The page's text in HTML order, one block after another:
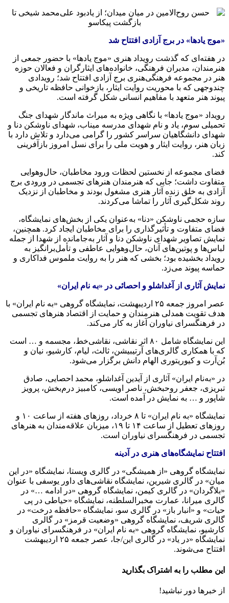
«موج یادها» در برج آزادی افتتاح شد
در هفته‌ای که گذشت رویداد هنری «موج یادها» با حضور جمعی از
هنرمندان، مدیران فرهنگی، خانواده‌های ایثارگران و فعالان حوزه
هنر در مجموعه فرهنگی‌هنری برج آزادی افتتاح شد؛ رویدادی
چندوجهی که با محوریت روایت ایثار، بازخوانی حافظه تاریخی و
پیوند هنر متعهد با مفاهیم انسانی شکل گرفته است.
رویداد «موج یادها» با نگاهی ویژه به میراث ماندگار شهدای جنگ
تحمیلی سوم، یاد و نام شهدای مدرسه میناب، شهدای ناوشکن دنا و
شهدای دانشگاهیان سراسر کشور را گرامی می‌دارد و تلاش دارد با
زبان هنر، روایت ایثار و هویت ملی را برای نسل امروز بازآفرینی
کند.
فضای مجموعه از نخستین لحظات ورود مخاطبان، حال‌وهوایی
متفاوت داشت؛ جایی که هنرمندان هنرهای تجسمی در ورودی برج
آزادی به خلق زنده آثار هنری مشغول بودند و مخاطبان از نزدیک
روند شکل‌گیری آثار را تماشا می‌کردند.
سازه حجمی ناوشکن «دنا» به‌عنوان یکی از بخش‌های نمایشگاه،
فضای متفاوت و تأثیرگذاری را برای مخاطبان ایجاد کرد. همچنین،
نمایش تصاویر شهدای ناوشکن دنا و آثار به‌جامانده از شهدا از جمله
لباس‌ها و پوتین‌های آنان، حال‌وهوایی عاطفی و تأمل‌برانگیز به
رویداد بخشیده بود؛ بخشی که هنر را به روایت ملموس فداکاری و
حماسه پیوند می‌زد.
نمایش آثاری از آغداشلو و احصائی در «به نام ایران»
عصر امروز جمعه ۲۵ اردیبهشت، نمایشگاه گروهی «به نام ایران» با
هدف تقویت همدلی هنرمندان و حمایت از اقتصاد هنرهای تجسمی
در فرهنگسرای نیاوران آغاز به کار می‌کند.
این نمایشگاه شامل ۸۰ اثر نقاشی، نقاشی‌خط، مجسمه و … است
که با همکاری گالری‌های آرتیبیشن، ثالث، لیام، کارشیو، نیان و
بُن‌آرت و کیوریتوری الهام دانش برگزار می‌شود.
در «به‌نام ایران» آثاری از آیدین آغداشلو، محمد احصایی، صادق
تبریزی، جعفر روحبخش، ناصر اویسی، کامبیز درم‌بخش، پرویز
شاپور و … به نمایش در آمده‌ است.
نمایشگاه «به نام ایران» تا ۸ خرداد، روزهای هفته از ساعت ۱۰ و
روزهای تعطیل از ساعت ۱۴ تا ۱۹، میزبان علاقه‌مندان به هنرهای
تجسمی در فرهنگسرای نیاوران است.
افتتاح نمایشگاه‌های هنری در آدینه
نمایشگاه گروهی «از همیشگی» در گالری ویستا، نمایشگاه «در این
میان» در گالری شیرین، نمایشگاه نقاشی‌های داور یوسفی با عنوان
«بلاگردان» در گالری کیمن، نمایشگاه گروهی «در ادامه …» در
گالری میرانا، عمارت مخبرالسلطنه، نمایشگاه «حیاطی در پی
حیات» و «انبار باز» در گالری سو، نمایشگاه «حافظه درخت» در
گالری شریف، نمایشگاه گروهی «وضعیت قرمز» در گالری
کارشیو، نمایشگاه گروهی «به نام ایران» در فرهنگسرای نیاوران و
نمایشگاه «در یاد» در گالری این/جا، عصر جمعه ۲۵ اردیبهشت
افتتاح می‌شوند.
این مطلب را به اشتراک بگذارید
از خبرها دور نباشید!